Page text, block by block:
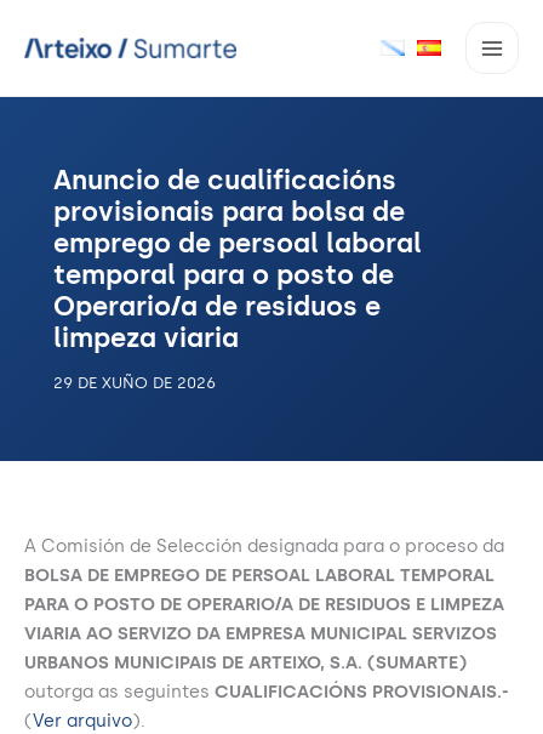
Anuncio de cualificacións
provisionais para bolsa de
emprego de persoal laboral
temporal para o posto de
Operario/a de residuos e
limpeza viaria
29 DE XUÑO DE 2026
A Comisión de Selección designada para o proceso da
BOLSA DE EMPREGO DE PERSOAL LABORAL TEMPORAL
PARA O POSTO DE OPERARIO/A DE RESIDUOS E LIMPEZA
VIARIA AO SERVIZO DA EMPRESA MUNICIPAL SERVIZOS
URBANOS MUNICIPAIS DE ARTEIXO, S.A. (SUMARTE)
outorga as seguintes CUALIFICACIÓNS PROVISIONAIS.-
(Ver arquivo).